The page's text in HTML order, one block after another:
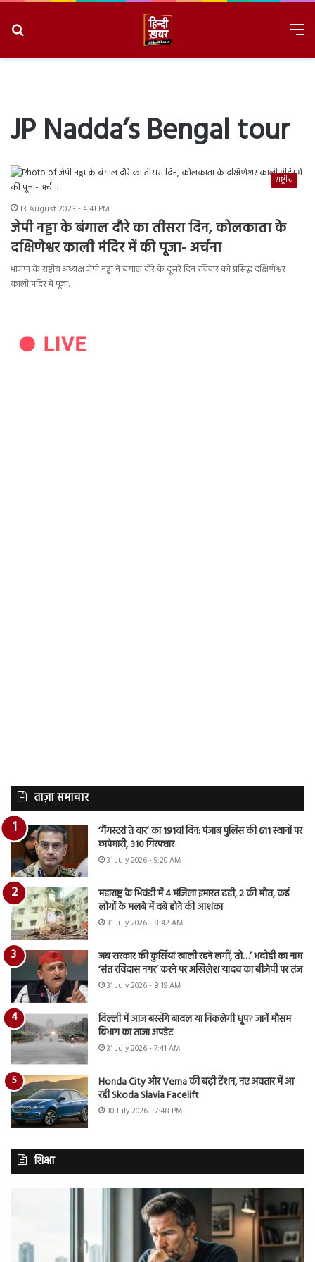
JP Nadda’s Bengal tour
राष्ट्रीय
13 August 2023 - 4:41 PM
जेपी नड्डा के बंगाल दौरे का तीसरा दिन, कोलकाता के
दक्षिणेश्वर काली मंदिर में की पूजा- अर्चना
भाजपा के राष्ट्रीय अध्यक्ष जेपी नड्डा ने बंगाल दौरे के दूसरे दिन रविवार को प्रसिद्ध दक्षिणेश्वर
काली मंदिर में पूजा…
ताज़ा समाचार
‘गैंगस्टरां ते वार’ का 191वां दिन: पंजाब पुलिस की 611 स्थानों पर
छापेमारी, 310 गिरफ्तार
31 July 2026 - 9:20 AM
महाराष्ट्र के भिवंडी में 4 मंजिला इमारत ढही, 2 की मौत, कई
लोगों के मलबे में दबे होने की आशंका
31 July 2026 - 8:42 AM
जब सरकार की कुर्सियां खाली रहने लगीं, तो…’ भदोही का नाम
‘संत रविदास नगर’ करने पर अखिलेश यादव का बीजेपी पर तंज
31 July 2026 - 8:19 AM
दिल्ली में आज बरसेंगे बादल या निकलेगी धूप? जानें मौसम
विभाग का ताजा अपडेट
31 July 2026 - 7:41 AM
Honda City और Verna की बढ़ी टेंशन, नए अवतार में आ
रही Skoda Slavia Facelift
30 July 2026 - 7:48 PM
शिक्षा